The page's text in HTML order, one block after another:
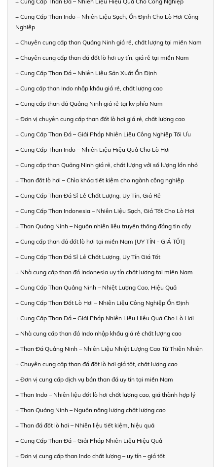
+ Cung Cấp Than Indo – Nhiên Liệu Sạch, Ổn Định Cho Lò Hơi Công
Nghiệp
+ Chuyên cung cấp than Quảng Ninh giá rẻ, chất lượng tại miền Nam
+ Chuyên cung cấp than đá đốt lò hơi uy tín, giá rẻ tại miền Nam
+ Cung Cấp Than Đá – Nhiên Liệu Sản Xuất Ổn Định
+ Cung cấp than Indo nhập khẩu giá rẻ, chất lượng cao
+ Cung cấp than đá Quảng Ninh giá rẻ tại kv phía Nam
+ Đơn vị chuyên cung cấp than đốt lò hơi giá rẻ, chất lượng cao
+ Cung Cấp Than Đá – Giải Pháp Nhiên Liệu Công Nghiệp Tối Ưu
+ Cung Cấp Than Indo – Nhiên Liệu Hiệu Quả Cho Lò Hơi
+ Cung cấp than Quảng Ninh giá rẻ, chất lượng với số lượng lớn nhỏ
+ Than đốt lò hơi – Chìa khóa tiết kiệm cho ngành công nghiệp
+ Cung Cấp Than Đá Sỉ Lẻ Chất Lượng, Uy Tín, Giá Rẻ
+ Cung Cấp Than Indonesia – Nhiên Liệu Sạch, Giá Tốt Cho Lò Hơi
+ Than Quảng Ninh – Nguồn nhiên liệu truyền thống đáng tin cậy
+ Cung cấp than đá đốt lò hơi tại miền Nam [UY TÍN - GIÁ TỐT]
+ Cung Cấp Than Đá Sỉ Lẻ Chất Lượng, Uy Tín Giá Tốt
+ Nhà cung cấp than đá Indonesia uy tín chất lượng tại miền Nam
+ Cung Cấp Than Quảng Ninh – Nhiệt Lượng Cao, Hiệu Quả
+ Cung Cấp Than Đốt Lò Hơi – Nhiên Liệu Công Nghiệp Ổn Định
+ Cung Cấp Than Đá – Giải Pháp Nhiên Liệu Hiệu Quả Cho Lò Hơi
+ Nhà cung cấp than đá Indo nhập khẩu giá rẻ chất lượng cao
+ Than Đá Quảng Ninh – Nhiên Liệu Nhiệt Lượng Cao Từ Thiên Nhiên
+ Chuyên cung cấp than đá đốt lò hơi giá tốt, chất lượng cao
+ Đơn vị cung cấp dịch vụ bán than đá uy tín tại miền Nam
+ Than Indo – Nhiên liệu đốt lò hơi chất lượng cao, giá thành hợp lý
+ Than Quảng Ninh – Nguồn năng lượng chất lượng cao
+ Than đá đốt lò hơi – Nhiên liệu tiết kiệm, hiệu quả
+ Cung Cấp Than Đá – Giải Pháp Nhiên Liệu Hiệu Quả
+ Đơn vị cung cấp than Indo chất lượng – uy tín – giá tốt